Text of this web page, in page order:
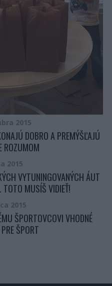
2015
DOBRO A PREMÝŠĽAJÚ
ROZUMOM
2015
VYTUNINGOVANÝCH ÁUT
MUSÍŠ VIDIEŤ!
2015
ŠPORTOVCOVI VHODNÉ
ŠPORT